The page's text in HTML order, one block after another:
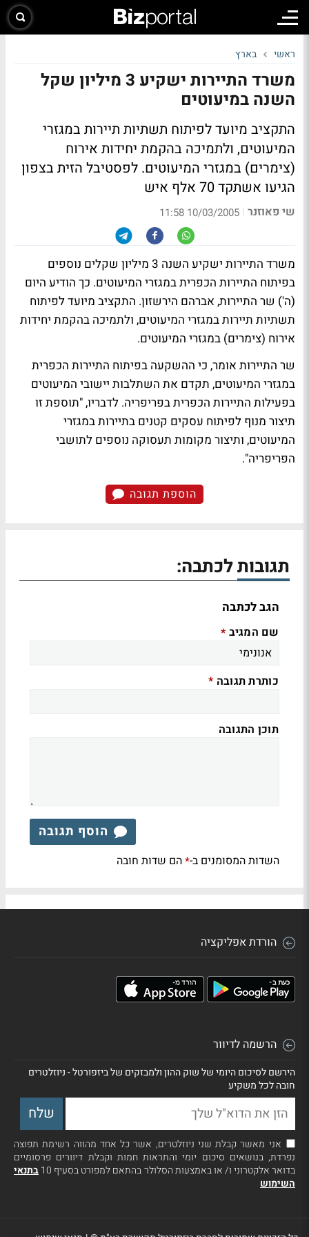
ראשי בארץ
משרד התיירות ישקיע 3 מיליון שקל
השנה במיעוטים
התקציב מיועד לפיתוח תשתיות תיירות במגזרי
המיעוטים, ולתמיכה בהקמת יחידות אירוח
(צימרים) במגזרי המיעוטים. לפסטיבל הזית בצפון
הגיעו אשתקד 70 אלף איש
שי פאוזנר |
10/03/2005 11:58
משרד התיירות ישקיע השנה 3 מיליון שקלים נוספים
בפיתוח התיירות הכפרית במגזרי המיעוטים. כך הודיע היום
(ה') שר התיירות, אברהם הירשזון. התקציב מיועד לפיתוח
תשתיות תיירות במגזרי המיעוטים, ולתמיכה בהקמת יחידות
אירוח (צימרים) במגזרי המיעוטים.
שר התיירות אומר, כי ההשקעה בפיתוח התיירות הכפרית
במגזרי המיעוטים, תקדם את השתלבות יישובי המיעוטים
בפעילות התיירות הכפרית בפריפריה. לדבריו, "תוספת זו
תיצור מנוף לפיתוח עסקים קטנים בתיירות במגזרי
המיעוטים, ותיצור מקומות תעסוקה נוספים לתושבי
הפריפריה".
הוספת תגובה
תגובות לכתבה:
הגב לכתבה
שם המגיב *
כותרת תגובה *
תוכן התגובה
הוסף תגובה
השדות המסומנים ב-*הם שדות חובה
הורדת אפליקציה
הרשמה לדיוור
הירשם לסיכום היומי של שוק ההון ולמבזקים של ביזפורטל - ניוזלטרים
חובה לכל משקיע
אני מאשר קבלת שני ניוזלטרים, אשר כל אחד מהווה רשימת תפוצה
נפרדת, בנושאים סיכום יומי והתראות חמות וקבלת דיוורים פרסומיים
בדואר אלקטרוני ו/ או באמצעות הסלולר בהתאם למפורט בסעיף 10
בתנאי
השימוש